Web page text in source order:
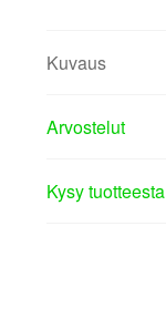
Kuvaus
Arvostelut
Kysy tuotteesta